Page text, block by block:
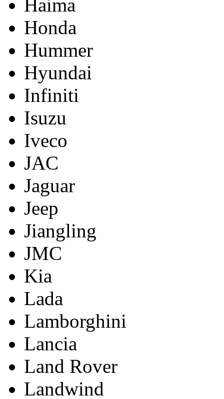
Haima
Honda
Hummer
Hyundai
Infiniti
Isuzu
Iveco
JAC
Jaguar
Jeep
Jiangling
JMC
Kia
Lada
Lamborghini
Lancia
Land Rover
Landwind